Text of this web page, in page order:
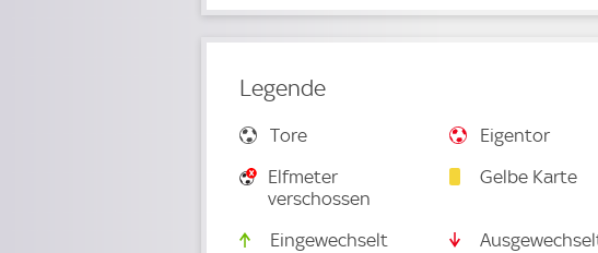
Legende
Tore Eigentor
Elfmeter
verschossen
Gelbe Karte
Eingewechselt